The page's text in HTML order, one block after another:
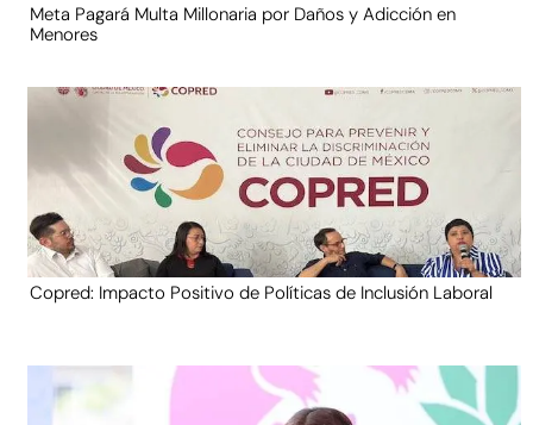
Meta Pagará Multa Millonaria por Daños y Adicción en
Menores
Copred: Impacto Positivo de Políticas de Inclusión Laboral